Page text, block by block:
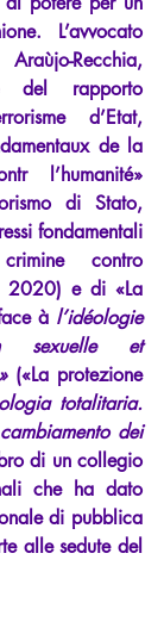
L’avvocato
Recchia,
del rapporto
d’Etat,
de la
l’humanité»
di Stato,
fondamentali
contro
e di «La
à l’idéologie
sexuelle et
(«La protezione
totalitaria.
dei
di un collegio
che ha dato
di pubblica
alle sedute del